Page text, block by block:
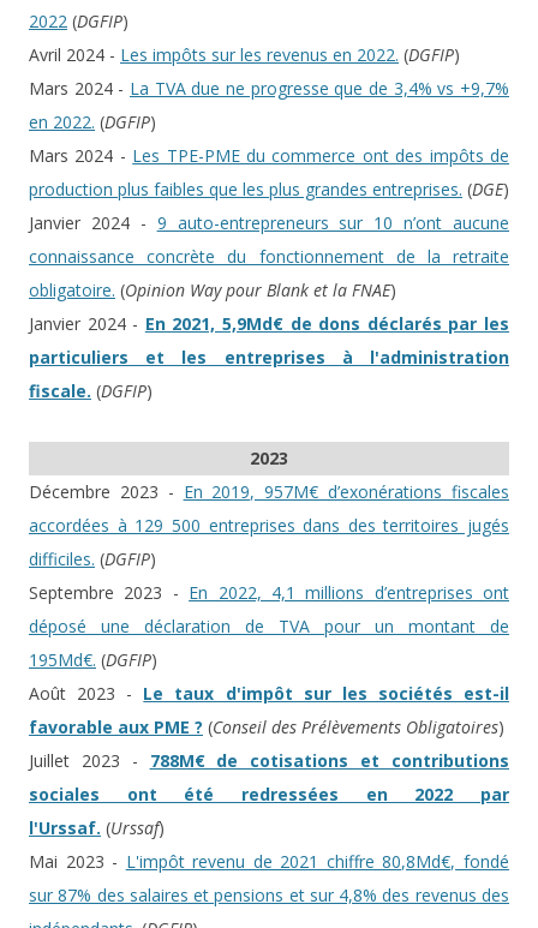
2022 (DGFIP)
Avril 2024 - Les impôts sur les revenus en 2022. (DGFIP)
Mars 2024 - La TVA due ne progresse que de 3,4% vs +9,7%
en 2022. (DGFIP)
Mars 2024 - Les TPE-PME du commerce ont des impôts de
production plus faibles que les plus grandes entreprises. (DGE)
Janvier 2024 - 9 auto-entrepreneurs sur 10 n’ont aucune
connaissance concrète du fonctionnement de la retraite
obligatoire. (Opinion Way pour Blank et la FNAE)
Janvier 2024 - En 2021, 5,9Md€ de dons déclarés par les
particuliers et les entreprises à l'administration
fiscale. (DGFIP)
2023
Décembre 2023 - En 2019, 957M€ d’exonérations fiscales
accordées à 129 500 entreprises dans des territoires jugés
difficiles. (DGFIP)
Septembre 2023 - En 2022, 4,1 millions d’entreprises ont
déposé une déclaration de TVA pour un montant de
195Md€. (DGFIP)
Août 2023 - Le taux d'impôt sur les sociétés est-il
favorable aux PME ? (Conseil des Prélèvements Obligatoires)
Juillet 2023 - 788M€ de cotisations et contributions
sociales ont été redressées en 2022 par
l'Urssaf. (Urssaf)
Mai 2023 - L'impôt revenu de 2021 chiffre 80,8Md€, fondé
sur 87% des salaires et pensions et sur 4,8% des revenus des